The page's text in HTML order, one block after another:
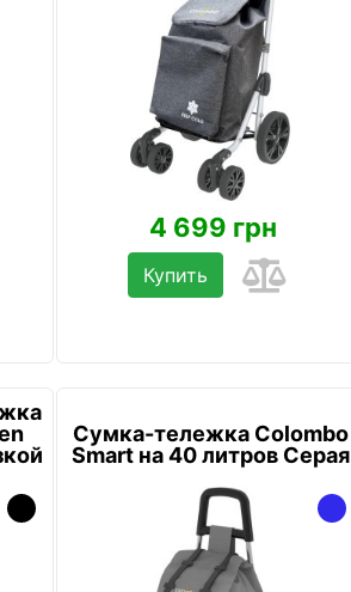
4 699 грн
Купить
Сумка-тележка Colombo
Smart на 40 литров Серая